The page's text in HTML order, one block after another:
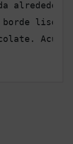
alrededor
borde